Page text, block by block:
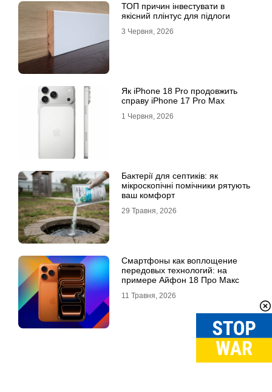
ТОП причин інвестувати в
якісний плінтус для підлоги
3 Червня, 2026
Як iPhone 18 Pro продовжить
справу iPhone 17 Pro Max
1 Червня, 2026
Бактерії для септиків: як
мікроскопічні помічники рятують
ваш комфорт
29 Травня, 2026
Смартфоны как воплощение
передовых технологий: на
примере Айфон 18 Про Макс
11 Травня, 2026